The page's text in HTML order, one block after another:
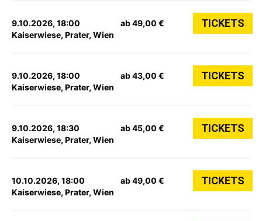
9.10.2026, 18:00
Kaiserwiese, Prater, Wien
ab 49,00 € TICKETS
9.10.2026, 18:00
Kaiserwiese, Prater, Wien
ab 43,00 € TICKETS
9.10.2026, 18:30
Kaiserwiese, Prater, Wien
ab 45,00 € TICKETS
10.10.2026, 18:00
Kaiserwiese, Prater, Wien
ab 49,00 € TICKETS